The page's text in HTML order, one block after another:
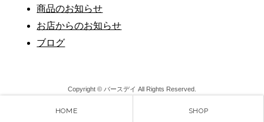
HOME SHOP
商品のお知らせ
お店からのお知らせ
ブログ
Copyright © バースデイ All Rights Reserved.